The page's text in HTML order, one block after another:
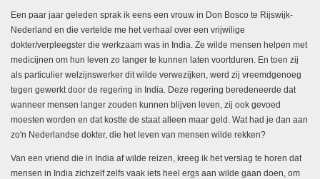
Een paar jaar geleden sprak ik eens een vrouw in Don Bosco te Rijswijk-
Nederland en die vertelde me het verhaal over een vrijwilige
dokter/verpleegster die werkzaam was in India. Ze wilde mensen helpen met
medicijnen om hun leven zo langer te kunnen laten voortduren. En toen zij
als particulier welzijnswerker dit wilde verwezijken, werd zij vreemdgenoeg
tegen gewerkt door de regering in India. Deze regering beredeneerde dat
wanneer mensen langer zouden kunnen blijven leven, zij ook gevoed
moesten worden en dat kostte de staat alleen maar geld. Wat had je dan aan
zo'n Nederlandse dokter, die het leven van mensen wilde rekken?
Van een vriend die in India af wilde reizen, kreeg ik het verslag te horen dat
mensen in India zichzelf zelfs vaak iets heel ergs aan wilde gaan doen, om